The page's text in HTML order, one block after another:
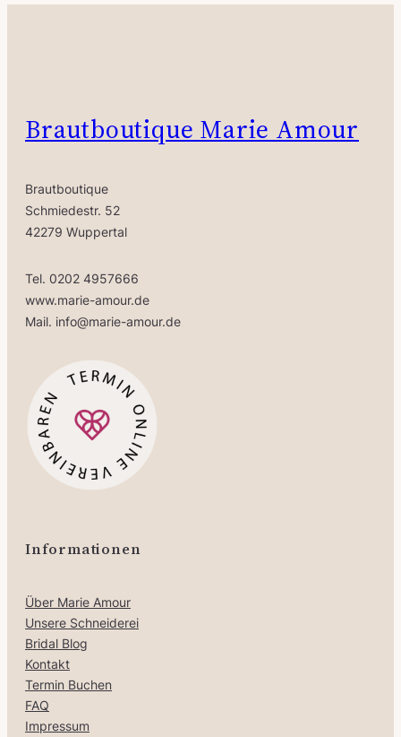
Brautboutique Marie Amour
Brautboutique
Schmiedestr. 52
42279 Wuppertal
Tel. 0202 4957666
www.marie-amour.de
Mail. info@marie-amour.de
Informationen
Über Marie Amour
Unsere Schneiderei
Bridal Blog
Kontakt
Termin Buchen
FAQ
Impressum